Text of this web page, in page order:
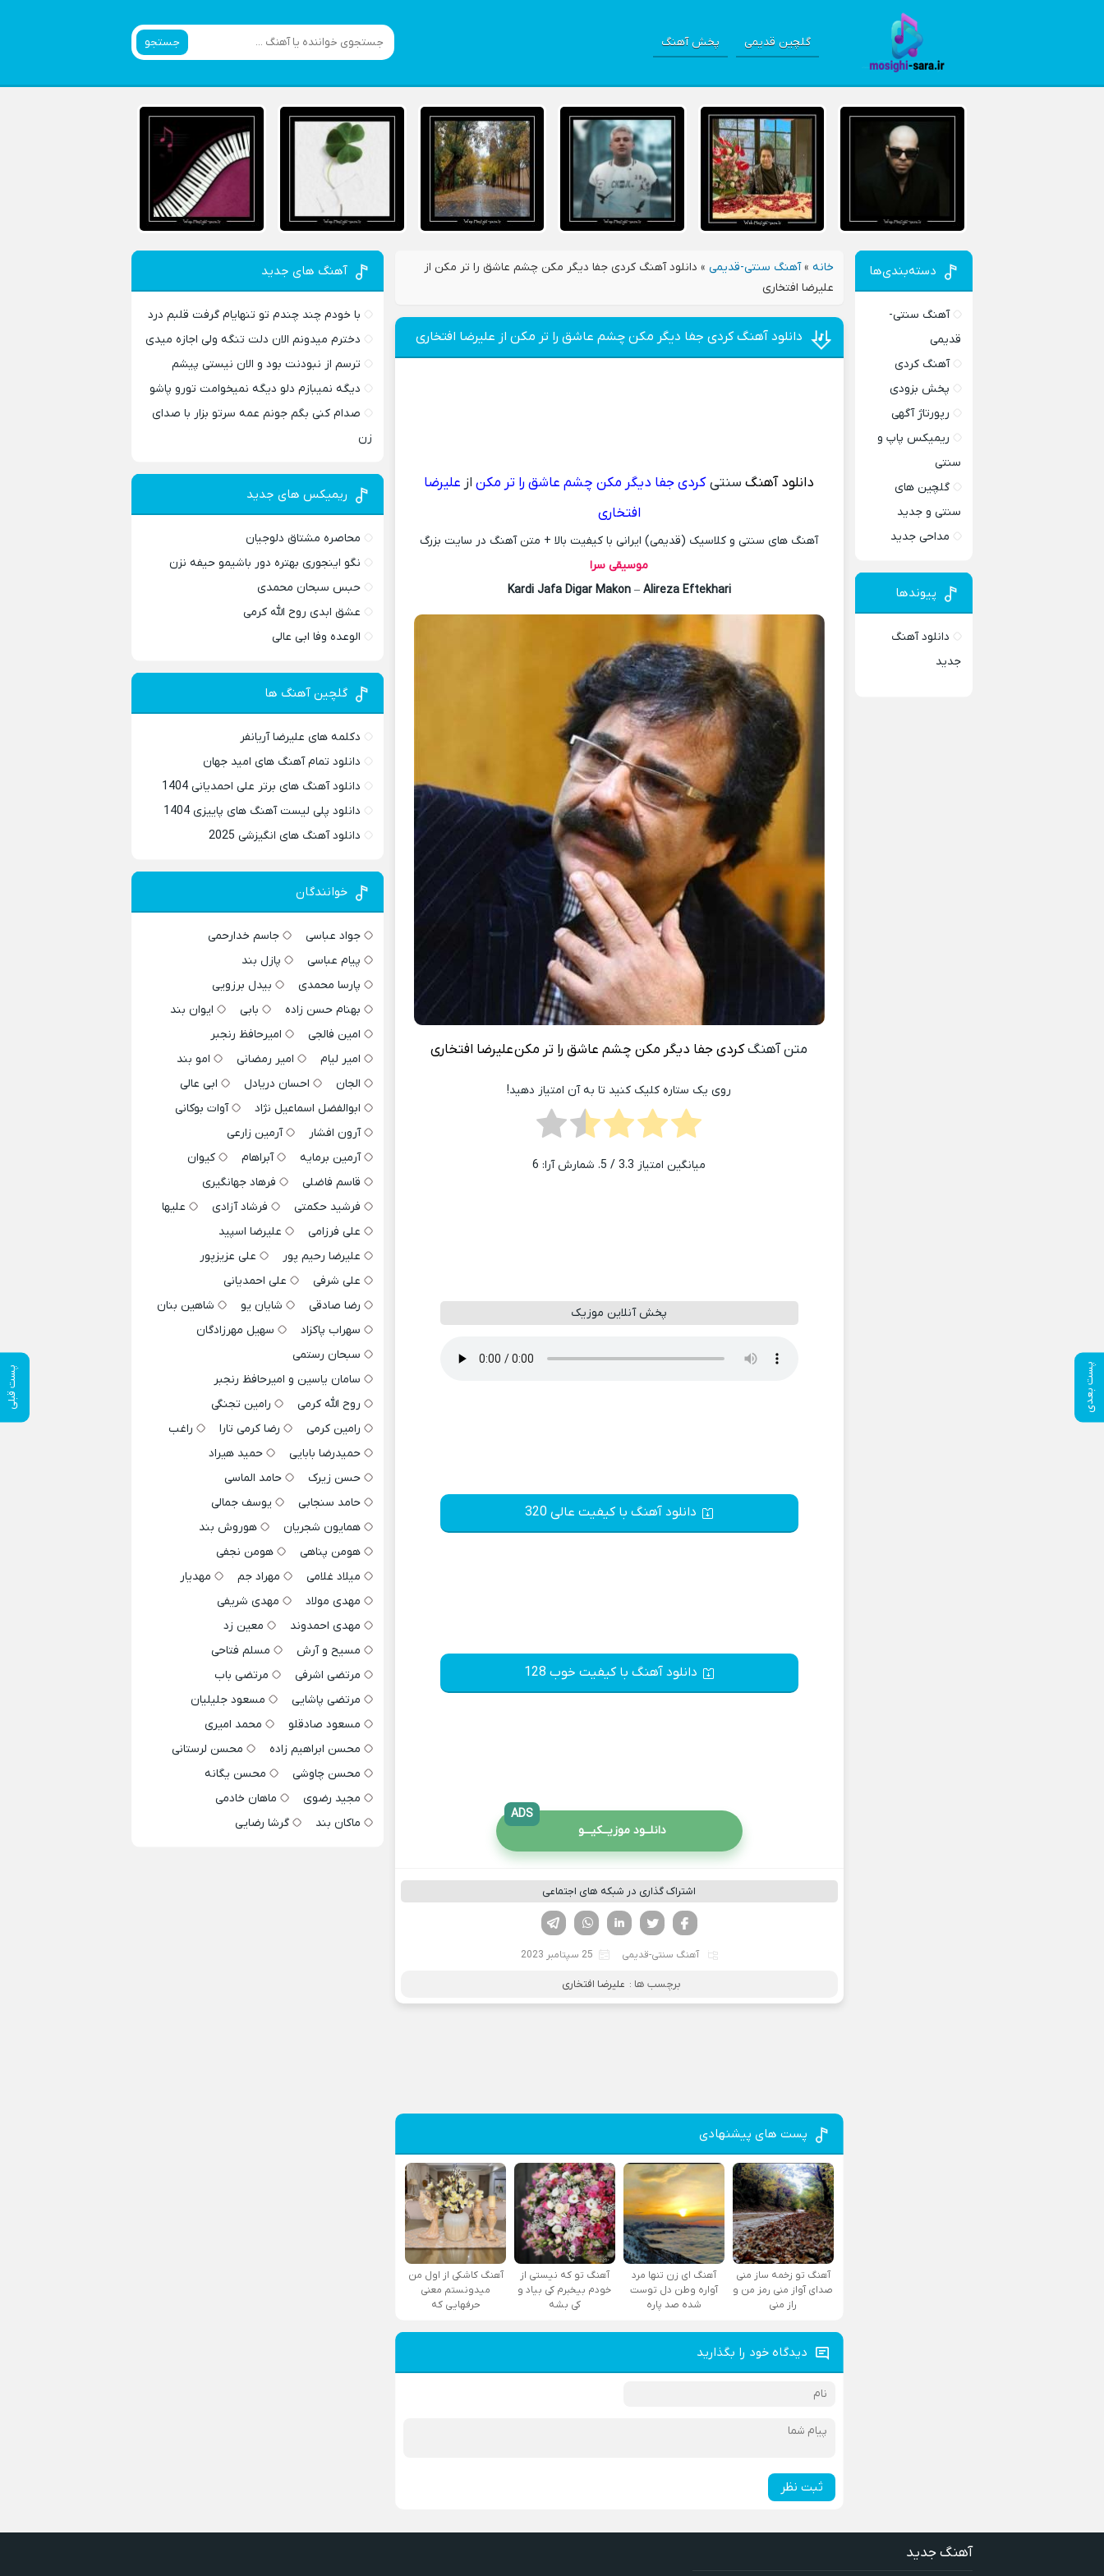
گلچین قدیمی پخش آهنگ جستجو
خانه »آهنگ سنتی-قدیمی » دانلود آهنگ کردی جفا دیگر مکن چشم عاشق را تر مکن از
علیرضا افتخاری
پست بعدی پست قبلی
دانلود آهنگ کردی جفا دیگر مکن چشم عاشق را تر مکن از علیرضا افتخاری
دانلود آهنگسنتی کردی جفا دیگر مکن چشم عاشق را تر مکن از علیرضا
افتخاری
آهنگ های سنتی و کلاسیک (قدیمی) ایرانی با کیفیت بالا + متن آهنگ در سایت بزرگ
موسیقی سرا
Kardi Jafa Digar Makon– Alireza Eftekhari
متن آهنگکردی جفا دیگر مکن چشم عاشق را تر مکنعلیرضا افتخاری
روی یک ستاره کلیک کنید تا به آن امتیاز دهید!
میانگین امتیاز 3.3/ 5. شمارش آرا: 6
پخش آنلاین موزیک
دانلود آهنگ با کیفیت عالی 320
دانلود آهنگ با کیفیت خوب 128
دانلــود موزیــکیـــو
ADS
اشتراک گذاری در شبکه های اجتماعی
لینکدین تویتر
فیسوک
آهنگ سنتی-قدیمی 25 سپتامبر 2023
برچسب ها : علیرضا افتخاری
پست های پیشنهادی
آهنگ تو زخمه ساز منی
صدای آواز منی رمز من و
راز منی
آهنگ ای زن تنها مرد
آواره وطن دل توست
شده صد پاره
آهنگ تو که نیستی از
خودم بیخبرم کی بیاد و
کی بشه
آهنگ کاشکی از اول من
میدونستم معنی
حرفهایی که
دیدگاه خود را بگذارید
ثبت نظر
دسته‌بندی‌ها
آهنگ سنتی-
قدیمی
آهنگ کردی
پخش بزودی
رپورتاژ آگهی
ریمیکس پاپ و
سنتی
گلچین های
سنتی و جدید
مداحی جدید
پیوندها
دانلود آهنگ
جدید
آهنگ های جدید
با خودم چند چندم تو تنهایام گرفت قلبم درد
دخترم میدونم الان دلت تنگه ولی اجازه میدی
ترسم از نبودنت بود و الان نیستی پیشم
دیگه نمیبازم دلو دیگه نمیخوامت تورو پاشو
صدام کنی بگم جونم عمه سرتو بزار با صدای
زن
ریمیکس های جدید
محاصره مشتاق دلوجیان
نگو اینجوری بهتره دور باشیمو حیفه نزن
حبس سبحان محمدی
عشق ابدی روح الله کرمی
الوعده وفا ابی عالی
گلچین آهنگ ها
دکلمه های علیرضا آریانفر
دانلود تمام آهنگ های امید جهان
دانلود آهنگ های برتر علی احمدیانی 1404
دانلود پلی لیست آهنگ های پاییزی 1404
دانلود آهنگ های انگیزشی 2025
خوانندگان
جواد عباسی
جاسم خدارحمی
پیام عباسی
پازل بند
پارسا محمدی
بیدل برزویی
بهنام حسن زاده
بابی
ایوان بند
امین فالجی
امیرحافظ رنجبر
امیر لیام
امیر رمضانی
امو بند
الجان
احسان دریادل
ابی عالی
ابوالفضل اسماعیل نژاد
آوات بوکانی
آرون افشار
آرمین زارعی
آرمین برمایه
آبراهام
کیوان
قاسم فاضلی
فرهاد جهانگیری
فرشید حکمتی
فرشاد آزادی
علیها
علی فرزامی
علیرضا اسپید
علیرضا رحیم پور
علی عزیزپور
علی شرفی
علی احمدیانی
رضا صادقی
شایان یو
شاهین بنان
سهراب پاکزاد
سهیل مهرزادگان
سبحان رستمی
سامان یاسین و امیرحافظ رنجبر
روح الله کرمی
رامین تجنگی
رامین کرمی
رضا کرمی تارا
راغب
حمیدرضا بابایی
حمید هیراد
حسن زیرک
حامد الماسی
حامد سنجابی
یوسف جمالی
همایون شجریان
هوروش بند
هومن پناهی
هومن نجفی
میلاد غلامی
مهراد جم
مهدیار
مهدی مولاد
مهدی شریفی
مهدی احمدوند
معین زد
مسیح و آرش
مسلم فتاحی
مرتضی اشرفی
مرتضی باب
مرتضی پاشایی
مسعود جلیلیان
مسعود صادقلو
محمد امیری
محسن ابراهیم زاده
محسن لرستانی
محسن چاوشی
محسن یگانه
مجید رضوی
ماهان خادمی
ماکان بند
گرشا رضایی
آهنگ جدید